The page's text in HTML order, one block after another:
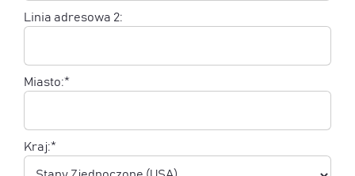
Linia adresowa 2:
Miasto:*
Kraj:*